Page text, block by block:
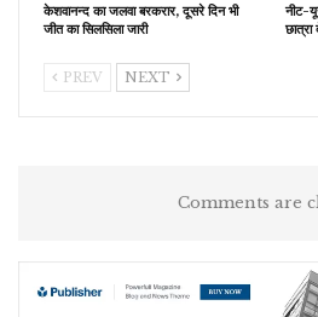
केशवानन्द का जलवा बरकरार, दूसरे दिन भी
जीत का सिलसिला जारी
नीट-
छात्रा
PREV NEXT
Comments are